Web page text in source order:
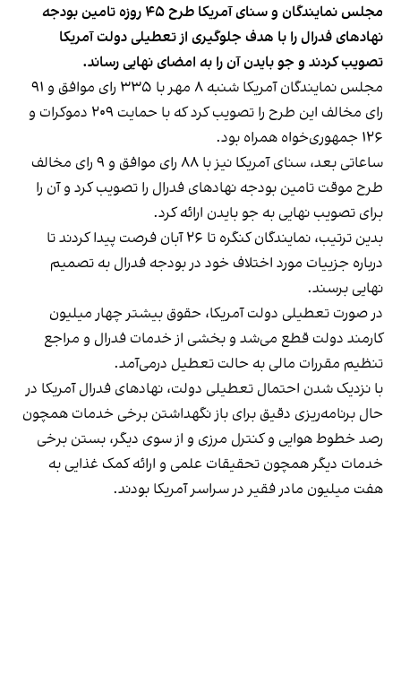
مجلس نمایندگان و سنای آمریکا طرح ۴۵ روزه تامین بودجه
نهادهای فدرال را با هدف جلوگیری از تعطیلی دولت آمریکا
تصویب کردند و جو بایدن آن را به امضای نهایی رساند.
مجلس نمایندگان آمریکا شنبه ۸ مهر با ۳۳۵ رای موافق و ۹۱
رای مخالف این طرح را تصویب کرد که با حمایت ۲۰۹ دموکرات و
۱۲۶ جمهوری‌خواه همراه بود.
ساعاتی بعد، سنای آمریکا نیز با ۸۸ رای موافق و ۹ رای مخالف
طرح موقت تامین بودجه نهادهای فدرال را تصویب کرد و آن را
برای تصویب نهایی به جو بایدن ارائه کرد.
بدین ترتیب، نمایندگان کنگره تا ۲۶ آبان فرصت پیدا کردند تا
درباره جزییات مورد اختلاف خود در بودجه فدرال به تصمیم
نهایی برسند.
در صورت تعطیلی دولت آمریکا، حقوق بیشتر چهار میلیون
کارمند دولت قطع می‌شد و بخشی از خدمات فدرال و مراجع
تنظیم مقررات مالی به حالت تعطیل در‌می‌آمد.
با نزدیک شدن احتمال تعطیلی دولت، نهاد‌های فدرال آمریکا در
حال برنامه‌ریزی دقیق برای باز نگهداشتن برخی خدمات همچون
رصد خطوط هوایی و کنترل مرزی و از سوی دیگر، بستن برخی
خدمات دیگر همچون تحقیقات علمی و ارائه کمک غذایی به
هفت میلیون مادر فقیر در سراسر آمریکا بودند.